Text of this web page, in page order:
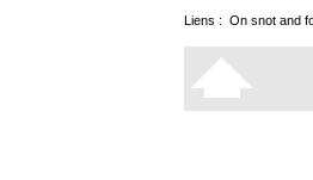
Liens : On snot and